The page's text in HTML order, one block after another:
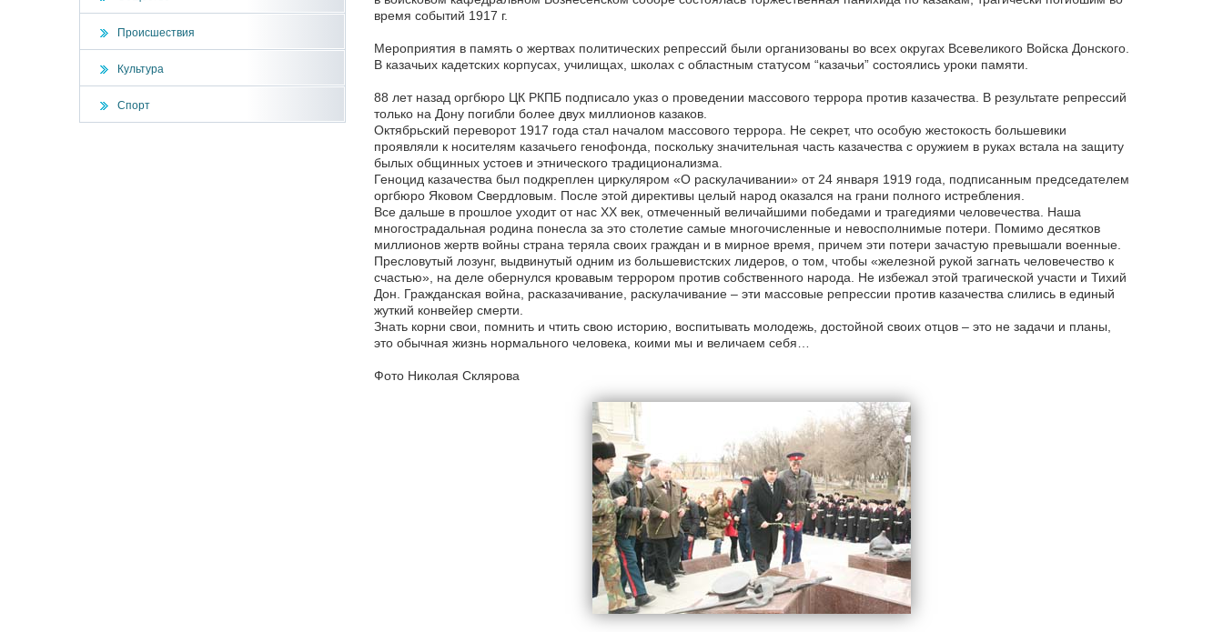
Происшествия
Культура
Спорт
время событий 1917 г.
Мероприятия в память о жертвах политических репрессий были организованы во всех округах Всевеликого Войска Донского.
В казачьих кадетских корпусах, училищах, школах с областным статусом “казачьи” состоялись уроки памяти.
88 лет назад оргбюро ЦК РКПБ подписало указ о проведении массового террора против казачества. В результате репрессий
только на Дону погибли более двух миллионов казаков.
Октябрьский переворот 1917 года стал началом массового террора. Не секрет, что особую жестокость большевики
проявляли к носителям казачьего генофонда, поскольку значительная часть казачества с оружием в руках встала на защиту
былых общинных устоев и этнического традиционализма.
Геноцид казачества был подкреплен циркуляром «О раскулачивании» от 24 января 1919 года, подписанным председателем
оргбюро Яковом Свердловым. После этой директивы целый народ оказался на грани полного истребления.
Все дальше в прошлое уходит от нас XX век, отмеченный величайшими победами и трагедиями человечества. Наша
многострадальная родина понесла за это столетие самые многочисленные и невосполнимые потери. Помимо десятков
миллионов жертв войны страна теряла своих граждан и в мирное время, причем эти потери зачастую превышали военные.
Пресловутый лозунг, выдвинутый одним из большевистских лидеров, о том, чтобы «железной рукой загнать человечество к
счастью», на деле обернулся кровавым террором против собственного народа. Не избежал этой трагической участи и Тихий
Дон. Гражданская война, расказачивание, раскулачивание – эти массовые репрессии против казачества слились в единый
жуткий конвейер смерти.
Знать корни свои, помнить и чтить свою историю, воспитывать молодежь, достойной своих отцов – это не задачи и планы,
это обычная жизнь нормального человека, коими мы и величаем себя…
Фото Николая Склярова